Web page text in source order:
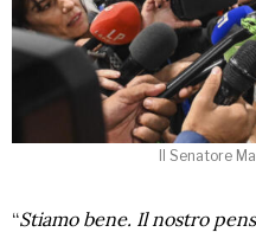
Il Senatore
“Stiamo bene. Il nostro